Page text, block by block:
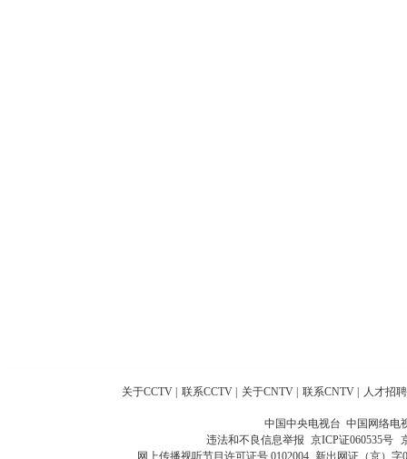
关于CCTV 联系CCTV 关于CNTV 联系CNTV 人才招聘
中国中央电视台 中国网络电
违法和不良信息举报 京ICP证060535号
网上传播视听节目许可证号 0102004 新出网证（京）